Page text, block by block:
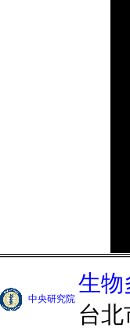
中央研究院
生物
台北